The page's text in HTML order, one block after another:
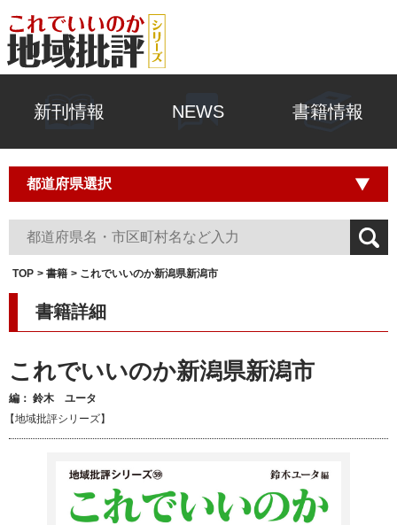
新刊情報 NEWS 書籍情報
TOP 書籍 これでいいのか新潟県新潟市
書籍詳細
これでいいのか新潟県新潟市
編： 鈴木 ユータ
【地域批評シリーズ】